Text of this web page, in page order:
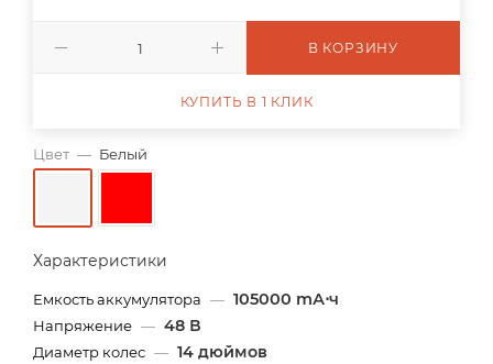
Цвет — Белый
Характеристики
Емкость аккумулятора — 105000 mА⋅ч
Напряжение — 48 В
Диаметр колес — 14 дюймов
В КОРЗИНУ
КУПИТЬ В 1 КЛИК